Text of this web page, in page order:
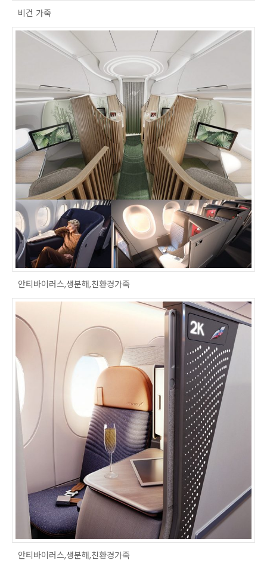
비건 가죽
안티바이러스,생분해,친환경가죽
안티바이러스,생분해,친환경가죽